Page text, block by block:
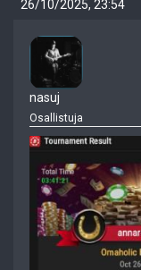
26/10/2025, 23:54
nasuj
Osallistuja